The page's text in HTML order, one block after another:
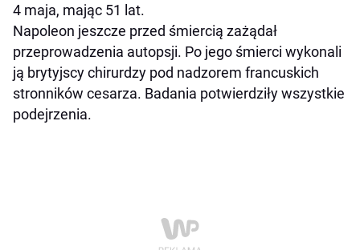
4 maja, mając 51 lat.
Napoleon jeszcze przed śmiercią zażądał
przeprowadzenia autopsji. Po jego śmierci wykonali
ją brytyjscy chirurdzy pod nadzorem francuskich
stronników cesarza. Badania potwierdziły wszystkie
podejrzenia.